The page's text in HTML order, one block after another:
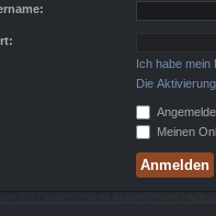
Ich habe
Die
Meinen